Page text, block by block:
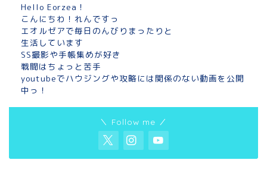
Hello Eorzea！
こんにちわ！れんですっ
エオルゼアで毎日のんびりまったりと
生活しています
SS撮影や手帳集めが好き
戦闘はちょっと苦手
youtubeでハウジングや攻略には関係のない動画を公開
中っ！
＼ Follow me ／